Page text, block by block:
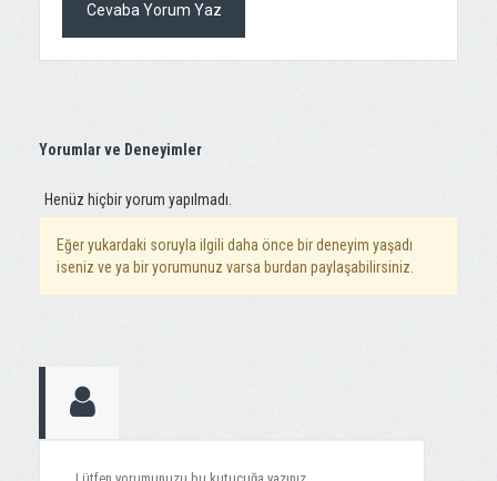
Cevaba Yorum Yaz
Yorumlar ve Deneyimler
Henüz hiçbir yorum yapılmadı.
Eğer yukardaki soruyla ilgili daha önce bir deneyim yaşadı
iseniz ve ya bir yorumunuz varsa burdan paylaşabilirsiniz.